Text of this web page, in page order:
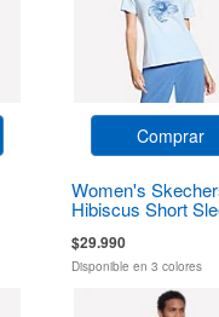
Comprar
Women's
Hibiscus Short
$29.990
Disponible en 3 colores